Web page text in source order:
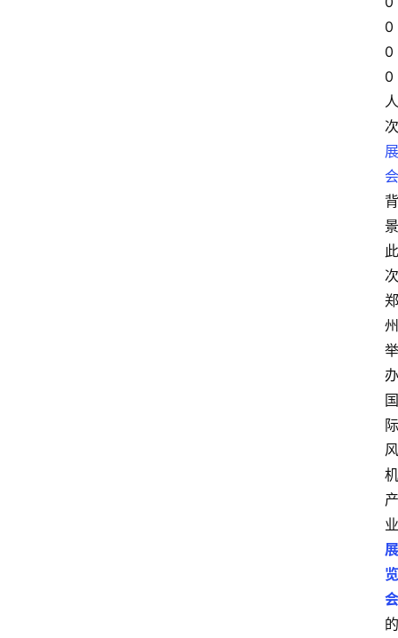
0
0
0
人
次
展
会
背
景
此
次
郑
州
举
办
国
际
风
机
产
业
展
览
会
的